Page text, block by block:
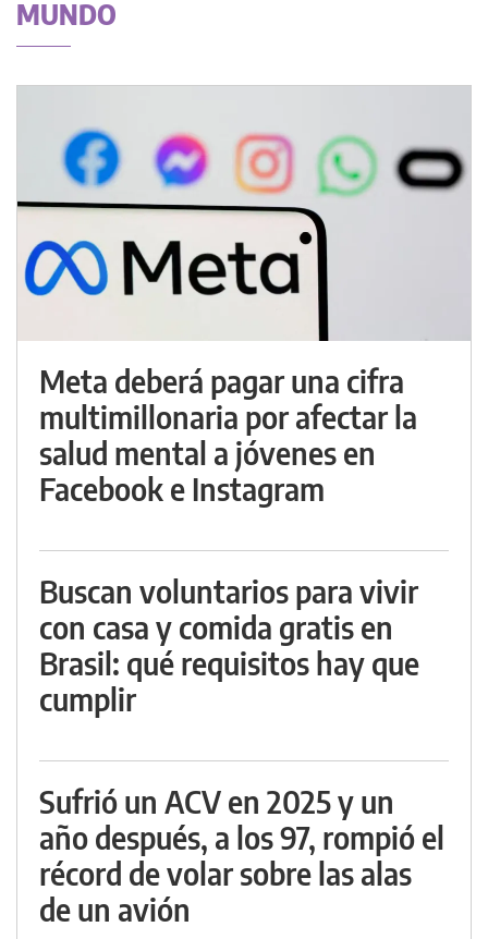
MUNDO
Meta deberá pagar una cifra
multimillonaria por afectar la
salud mental a jóvenes en
Facebook e Instagram
Buscan voluntarios para vivir
con casa y comida gratis en
Brasil: qué requisitos hay que
cumplir
Sufrió un ACV en 2025 y un
año después, a los 97, rompió el
récord de volar sobre las alas
de un avión